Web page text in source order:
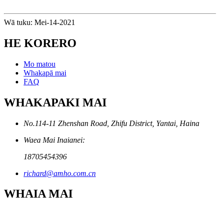
Wā tuku: Mei-14-2021
HE KORERO
Mo matou
Whakapā mai
FAQ
WHAKAPAKI MAI
No.114-11 Zhenshan Road, Zhifu District, Yantai, Haina
Waea Mai Inaianei:
18705454396
richard@amho.com.cn
WHAIA MAI